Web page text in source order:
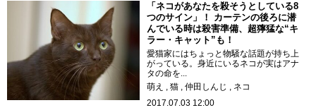
「ネコがあなたを殺そうとしている8
つのサイン」！ カーテンの後ろに潜
んでいる時は殺害準備、超獰猛な“キ
ラー・キャット”も！
愛猫家にはちょっと物騒な話題が持ち上
がっている。身近にいるネコが実はアナ
タの命を...
萌え
猫 仲田しんじ
ネコ
2017.07.03 12:00